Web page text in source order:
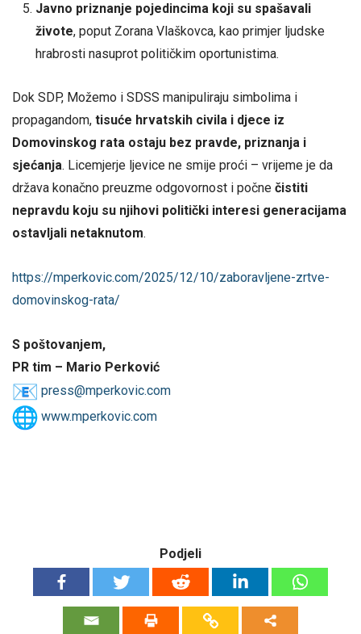
Javno priznanje pojedincima koji su spašavali
živote, poput Zorana Vlaškovca, kao primjer ljudske
hrabrosti nasuprot političkim oportunistima.
Dok SDP, Možemo i SDSS manipuliraju simbolima i
propagandom, tisuće hrvatskih civila i djece iz
Domovinskog rata ostaju bez pravde, priznanja i
sjećanja. Licemjerje ljevice ne smije proći – vrijeme je da
država konačno preuzme odgovornost i počne čistiti
nepravdu koju su njihovi politički interesi generacijama
ostavljali netaknutom.
https://mperkovic.com/2025/12/10/zaboravljene-zrtve-
domovinskog-rata/
S poštovanjem,
PR tim – Mario Perković
press@mperkovic.com
www.mperkovic.com
Podjeli